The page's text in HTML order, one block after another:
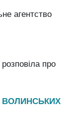
агентство
про
ВОЛИНСЬКИХ